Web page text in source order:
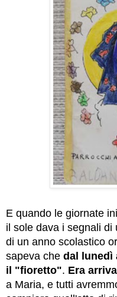
E quando le giornate
il sole dava i segnali di
di un anno scolastico
sapeva che dal lunedì
il "fioretto". Era
a Maria, e tutti